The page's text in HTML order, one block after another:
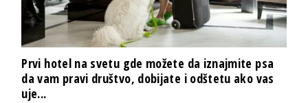
Prvi hotel na svetu gde možete da iznajmite psa
da vam pravi društvo, dobijate i odštetu ako vas
uje...